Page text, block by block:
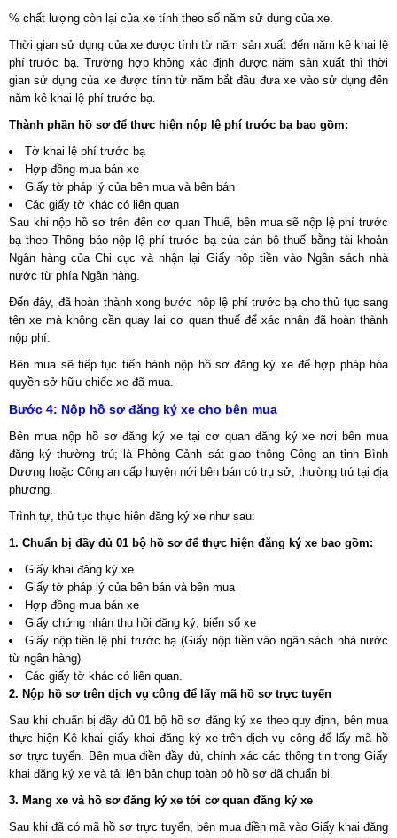
% chất lượng còn lại của xe tính theo số năm sử dụng của xe.
Thời gian sử dụng của xe được tính từ năm sản xuất đến năm kê khai lệ
phí trước bạ. Trường hợp không xác định được năm sản xuất thì thời
gian sử dụng của xe được tính từ năm bắt đầu đưa xe vào sử dụng đến
năm kê khai lệ phí trước bạ.
Thành phần hồ sơ để thực hiện nộp lệ phí trước bạ bao gồm:
Tờ khai lệ phí trước bạ
Hợp đồng mua bán xe
Giấy tờ pháp lý của bên mua và bên bán
Các giấy tờ khác có liên quan
Sau khi nộp hồ sơ trên đến cơ quan Thuế, bên mua sẽ nộp lệ phí trước
bạ theo Thông báo nộp lệ phí trước bạ của cán bộ thuế bằng tài khoản
Ngân hàng của Chi cục và nhận lại Giấy nộp tiền vào Ngân sách nhà
nước từ phía Ngân hàng.
Đến đây, đã hoàn thành xong bước nộp lệ phí trước bạ cho thủ tục sang
tên xe mà không cần quay lại cơ quan thuế để xác nhận đã hoàn thành
nộp phí.
Bên mua sẽ tiếp tục tiến hành nộp hồ sơ đăng ký xe để hợp pháp hóa
quyền sở hữu chiếc xe đã mua.
Bước 4: Nộp hồ sơ đăng ký xe cho bên mua
Bên mua nộp hồ sơ đăng ký xe tại cơ quan đăng ký xe nơi bên mua
đăng ký thường trú; là Phòng Cảnh sát giao thông Công an tỉnh Bình
Dương hoặc Công an cấp huyện nới bên bán có trụ sở, thường trú tại địa
phương.
Trình tự, thủ tục thực hiện đăng ký xe như sau:
1. Chuẩn bị đầy đủ 01 bộ hồ sơ để thực hiện đăng ký xe bao gồm:
Giấy khai đăng ký xe
Giấy tờ pháp lý của bên bán và bên mua
Hợp đồng mua bán xe
Giấy chứng nhận thu hồi đăng ký, biển số xe
Giấy nộp tiền lệ phí trước bạ (Giấy nộp tiền vào ngân sách nhà nước
từ ngân hàng)
Các giấy tờ khác có liên quan.
2. Nộp hồ sơ trên dịch vụ công để lấy mã hồ sơ trực tuyến
Sau khi chuẩn bị đầy đủ 01 bộ hồ sơ đăng ký xe theo quy định, bên mua
thực hiện Kê khai giấy khai đăng ký xe trên dịch vụ công để lấy mã hồ
sơ trực tuyến. Bên mua điền đầy đủ, chính xác các thông tin trong Giấy
khai đăng ký xe và tải lên bản chụp toàn bộ hồ sơ đã chuẩn bị.
3. Mang xe và hồ sơ đăng ký xe tới cơ quan đăng ký xe
Sau khi đã có mã hồ sơ trực tuyến, bên mua điền mã vào Giấy khai đăng